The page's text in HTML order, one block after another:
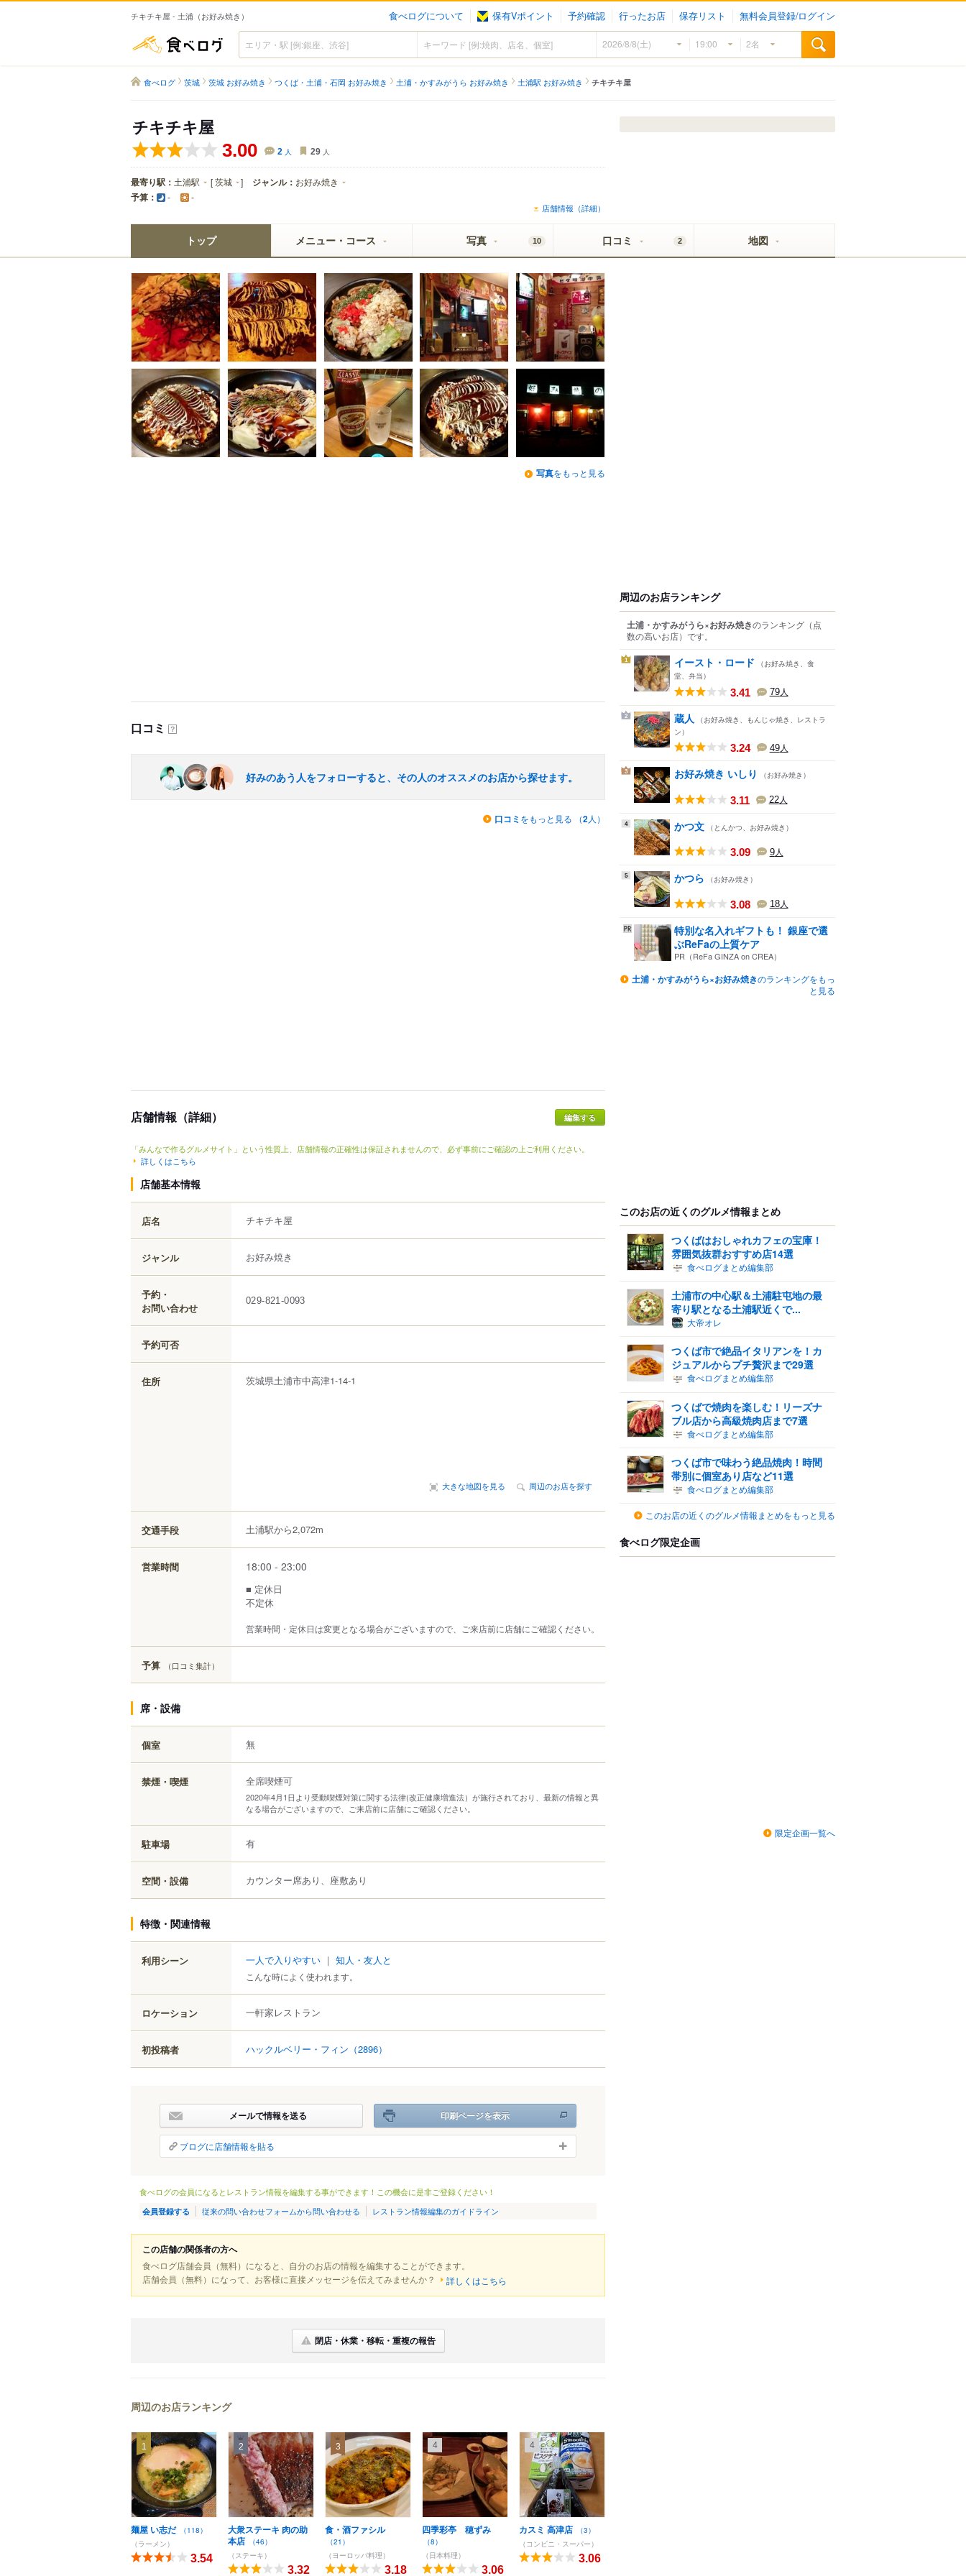
チキチキ屋 - 土浦（お好み焼き） 食べログについて 保有Vポイント 予約確認 行ったお店 保存リスト 無料会員登録/ログイン
食べログ
食べログ 茨城 茨城 お好み焼き つくば・土浦・石岡 お好み焼き 土浦・かすみがうら お好み焼き 土浦駅 お好み焼き チキチキ屋
チキチキ屋
3.00 2 人 29 人
最寄り駅： 土浦駅 [茨城 ] ジャンル： お好み焼き
予算： - -
店舗情報（詳細）
トップ メニュー・コース 写真 10 口コミ 2 地図
写真をもっと見る
口コミ ？
好みのあう人をフォローすると、その人のオススメのお店から探せます。
口コミ をもっと見る （2人）
店舗情報（詳細）
「みんなで作るグルメサイト」という性質上、店舗情報の正確性は保証されませんので、必ず事前にご確認の上ご利用ください。
詳しくはこちら
店舗基本情報
店名 チキチキ屋
ジャンル お好み焼き
予約・
お問い合わせ
029-821-0093
予約可否
住所 茨城県土浦市中高津1-14-1
大きな地図を見る 周辺のお店を探す
交通手段 土浦駅から2,072m
営業時間 18:00 - 23:00
■ 定休日
不定休
営業時間・定休日は変更となる場合がございますので、ご来店前に店舗にご確認ください。
予算 （口コミ集計）
席・設備
個室 無
禁煙・喫煙 全席喫煙可
2020年4月1日より受動喫煙対策に関する法律(改正健康増進法）が施行されており、最新の情報と異
なる場合がございますので、ご来店前に店舗にご確認ください。
駐車場 有
空間・設備 カウンター席あり、座敷あり
特徴・関連情報
利用シーン 一人で入りやすい ｜ 知人・友人と
こんな時によく使われます。
ロケーション 一軒家レストラン
初投稿者 ハックルベリー・フィン （2896）
メールで情報を送る 印刷ページを表示
ブログに店舗情報を貼る
食べログの会員になるとレストラン情報を編集する事ができます！この機会に是非ご登録ください！
会員登録する 従来の問い合わせフォームから問い合わせる レストラン情報編集のガイドライン
この店舗の関係者の方へ
食べログ店舗会員（無料）になると、自分のお店の情報を編集することができます。
店舗会員（無料）になって、お客様に直接メッセージを伝えてみませんか？
詳しくはこちら
閉店・休業・移転・重複の報告
周辺のお店ランキング
1
麺屋 い志だ
（118）
（ラーメン）
3.54
2
大衆ステーキ 肉の助
本店
（46）
（ステーキ）
3.32
3
食・酒ファシル
（21）
（ヨーロッパ料理）
3.18
4
四季彩亭 穂ずみ
（8）
（日本料理）
3.06
4
カスミ 高津店
（3）
（コンビニ・スーパー）
3.06
周辺のお店ランキング
土浦・かすみがうら×お好み焼きのランキング （点
数の高いお店） です。
1 イースト・ロード
（お好み焼き、食
堂、弁当）
3.41 79人
2 蔵人
（お好み焼き、もんじゃ焼き、レストラ
ン）
3.24 49人
3 お好み焼き いしり （お好み焼き）
3.11 22人
4 かつ文 （とんかつ、お好み焼き）
3.09 9人
5 かつら （お好み焼き）
3.08 18人
特別な名入れギフトも！ 銀座で選
ぶReFaの上質ケア
PR（ReFa GINZA on CREA）
土浦・かすみがうら×お好み焼きのランキングをもっ
と見る
このお店の近くのグルメ情報まとめ
つくばはおしゃれカフェの宝庫！
雰囲気抜群おすすめ店14選
食べログまとめ編集部
土浦市の中心駅＆土浦駐屯地の最
寄り駅となる土浦駅近くで...
大帝オレ
つくば市で絶品イタリアンを！カ
ジュアルからプチ贅沢まで29選
食べログまとめ編集部
つくばで焼肉を楽しむ！リーズナ
ブル店から高級焼肉店まで7選
食べログまとめ編集部
つくば市で味わう絶品焼肉！時間
帯別に個室あり店など11選
食べログまとめ編集部
このお店の近くのグルメ情報まとめをもっと見る
食べログ限定企画
限定企画一覧へ